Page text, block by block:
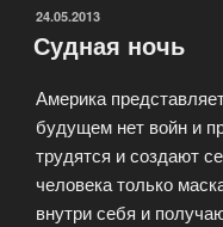
2019»
ОПУБЛИКОВАНО
24.05.2013
Судная ночь
Америка
будущем нет войн и
трудятся и создают
человека только
внутри себя и